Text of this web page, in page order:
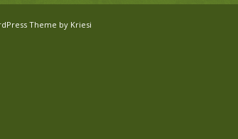
Theme by Kriesi